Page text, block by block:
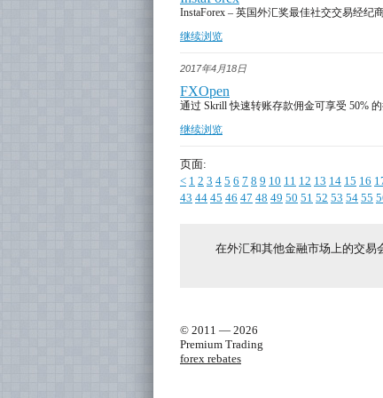
InstaForex – 英国外汇奖最佳社交交易经纪
继续浏览
2017年4月18日
FXOpen
通过 Skrill 快速转账存款佣金可享受 50%
继续浏览
页面:
< 1 2 3 4 5 6 7 8 9 10 11 12 13 14 15 16
43 44 45 46 47 48 49 50 51 52 53 54 55
在外汇和其他金融市场上的交易
© 2011 — 2026
Premium Trading
forex rebates